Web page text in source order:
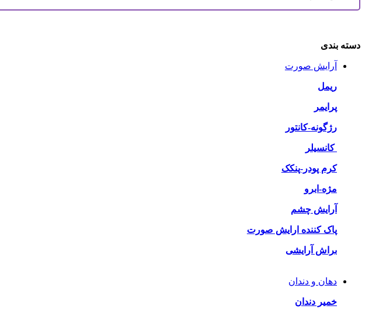
دسته بندی
آرایش صورت
ریمل
پرایمر
رژگونه-کانتور
کانسیلر
کرم پودر-پنکک
مژه-ابرو
آرایش چشم
پاک کننده ارایش صورت
براش آرایشی
دهان و دندان
خمیر دندان